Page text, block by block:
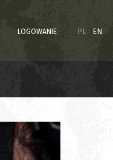
LOGOWANIE PL EN